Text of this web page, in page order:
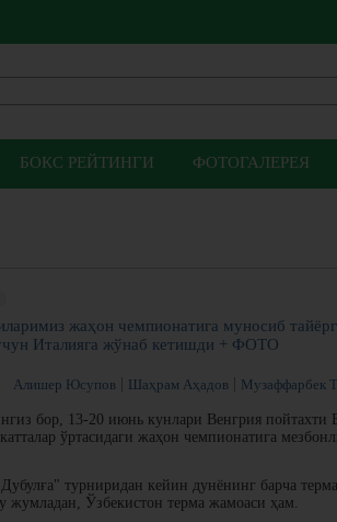
БОКС РЕЙТИНГИ ФОТОГАЛЕРЕЯ
жаҳон чемпионатига муносиб
Италияга жўнаб кетишди + ФОТО
Алишер Юсупов Шаҳрам Аҳадов Музаффарбек
бор, 13-20 июнь кунлари Венгрия пойтахти
ўртасидаги жаҳон чемпионатига
турниридан кейин дунёнинг барча
Ўзбекистон терма жамоаси ҳам.